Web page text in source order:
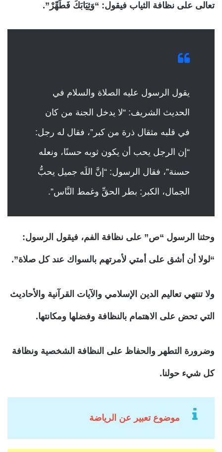
تعالى على نظافة الثياب فيقول: “وَثِيَابَكَ فَطَهِّرْ”.
يقول الرسول عليه الصلاة والسلام في
الحديث الشريف: “لا يدخل الجنة من كان
في قلبه مثقال ذرة من كبر”، فقال له رجل:
“إن الرجل يحب أن يكون ثوبه حسنًا، ونعله
حسنة”، فقال الرسول: “إنَّ اللَه جميل يحبُّ
الجمال، الكبر: بطر الحقِّ وغمط النَّاس”.
وحثنا الرسول “ص” على نظافة الفم، فيقول الرسول:
“لولا أن أشق على أمتي لأمرتهم بالسواك عند كل صلاة”.
ولا تنتهي تعاليم الدين الإسلامي والآيات القرآنية والأحاديث
التي تحض على الاهتمام بالنظافة وفضلها ومكانتها.
وضرورة التطهر والحفاظ على النظافة الشخصية ونظافة
كل شيء حولنا.
موضوع تعبير عن الرياضة